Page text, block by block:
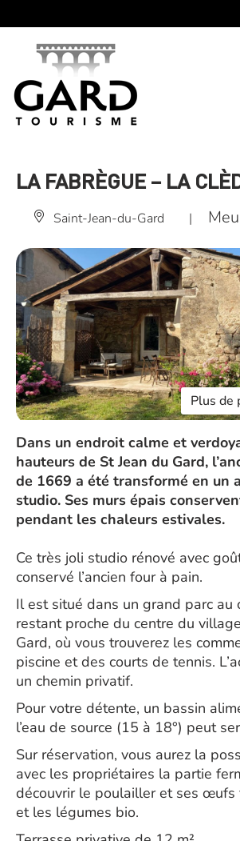
LA FABRÈGUE – LA
Saint-Jean-du-Gard |
Plus de
Dans un endroit calme et
hauteurs de St Jean du Gard,
de 1669 a été transformé en un
studio. Ses murs épais
pendant les chaleurs estivales.
Ce très joli studio rénové avec
conservé l’ancien four à pain.
Il est situé dans un grand parc au
restant proche du centre du
Gard, où vous trouverez les
piscine et des courts de tennis.
un chemin privatif.
Pour votre détente, un bassin
l’eau de source (15 à 18°) peut
Sur réservation, vous aurez la
avec les propriétaires la partie
découvrir le poulailler et ses œufs
et les légumes bio.